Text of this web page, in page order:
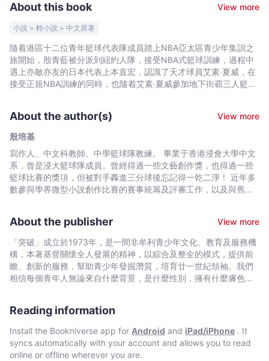
培
基
Bookniverse
About this book View more
小說 > 輕小說 > 中文原著
隨着港區十二位青年籃球代表隊成員踏上NBA亞太區青少年集訓之
旅開始，殷青藍被分派到紐約人隊，接受NBA式籃球訓練，過程中
遇上亦敵亦友的日本代表上本直宏，認識了天才球員艾素‧夏威，在
接受正規NBA訓練的同時，也隨着艾素‧夏威參加地下街霸三人籃球
品,搶劫,黑幫等等，當中的起跌辛酸，震動人心。黑人，似與黑幫已
畫上等號，當中有多少不甘屈膝的黑人青年，掙扎成長，奮鬥向
上？又有多少個甘於活於低下層討生活的悲劇？ 故事透過殷青藍的
交友歷程，與及激戰地下街霸聯賽中，帶出不甘敗於黑暗現實的熱
血故事，正途與歪路，就在一念之間。而成功，往往都握在自己的
掌中。
About the author(s)
View more
殷培基
寫作人、中文科教師、中學籃球隊教練。 畢業于香港浸會大學中文
系，曾是浸大籃球隊成員。曾經得過一些文藝創作獎，也得過一些
籃球比賽的獎項，但被對手轟進三分球後忘記得一乾二淨！ 近年多
數參與學界微型小說創作比賽的賽事統籌及評審工作，以及與舊隊
說。 作品：個人小說《心魔經》、《人魔紀》、《我要打NBA》、
《爆籃ON FIRE》、《爆籃街霸王》、《爆籃CLUTCH TIME》、
《爆籃壞孩子軍團》、《爆籃戰國強籃》、《爆籃王者逆戰》、
《爆籃絕殺時機》、《武神少年1武域時空》、《武神少年2亂天下
者》、《武神少年3極武魔軍》、《怪病》。
About the publisher
View more
「突破」成立於1973年，是一間非牟利青少年文化、教育及服務機
構，本著基督關懷全人發展的精神，以綜合及整全的模式，提供前
瞻、創新的服務，幫助青少年發掘潛質，培育廿一世紀領袖。我們
相信每個青年人無論來自什麼背景，是什麼性別，擁有什麼膚色，
Reading information
Install the Bookniverse app for Android and iPad/iPhone . It
syncs automatically with your account and allows you to read
online or offline wherever you are.